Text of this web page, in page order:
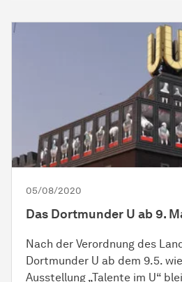
05/08/2020
Das Dortmunder U ab 9.
Nach der Verordnung des
Dortmunder U ab dem 9.5.
Ausstellung „Talente im U“